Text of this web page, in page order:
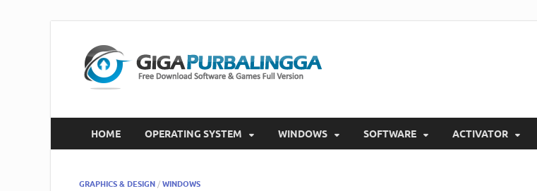
HOME OPERATING SYSTEM WINDOWS SOFTWARE ACTIVATOR
GRAPHICS & DESIGN / WINDOWS